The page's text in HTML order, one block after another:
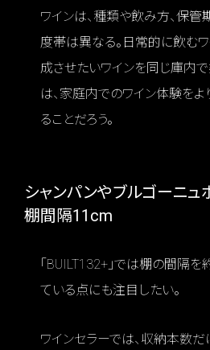
ワインは、種類や飲み方、保管
度帯は異なる。日常的に飲む
成させたいワインを同じ庫内
は、家庭内でのワイン体験を
ることだろう。
シャンパンやブルゴーニュ
棚間隔11cm
「BUILT132+」では棚の間隔
ている点にも注目したい。
ワインセラーでは、収納本数だ